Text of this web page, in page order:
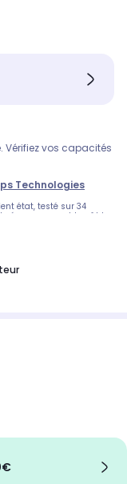
Vérifiez vos capacités
Technologies
état, testé sur 34
éco-responsable, câble